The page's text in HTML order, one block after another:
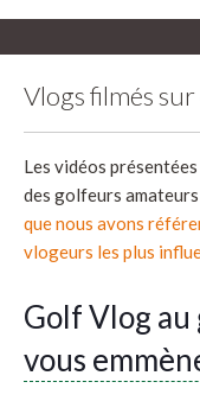
Vlogs filmés
Les vidéos
des golfeurs
que nous avons
vlogeurs les plus
Golf Vlog au
vous